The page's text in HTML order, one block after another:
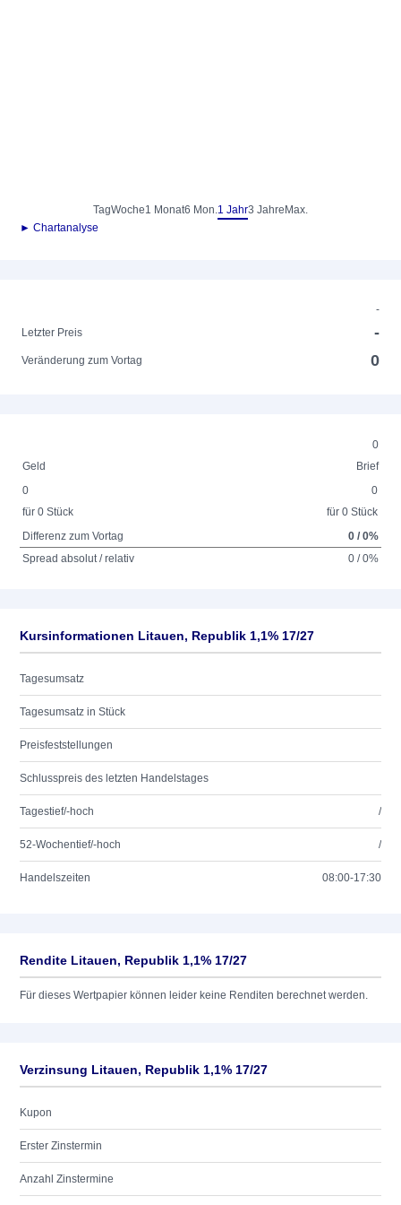
TagWoche1 Monat6 Mon.1 Jahr3 Jahre Max.
► Chartanalyse
-
Letzter Preis
-
Veränderung zum Vortag 0
0
Geld
Brief
0
für 0 Stück
0
für 0 Stück
Differenz zum Vortag
0 / 0%
Spread absolut / relativ
0 / 0%
Kursinformationen Litauen, Republik 1,1% 17/27
Tagesumsatz
Tagesumsatz in Stück
Preisfeststellungen
Schlusspreis des letzten Handelstages
Tagestief/-hoch /
52-Wochentief/-hoch /
Handelszeiten 08:00-17:30
Rendite Litauen, Republik 1,1% 17/27
Für dieses Wertpapier können leider keine Renditen berechnet werden.
Verzinsung Litauen, Republik 1,1% 17/27
Kupon
Erster Zinstermin
Anzahl Zinstermine